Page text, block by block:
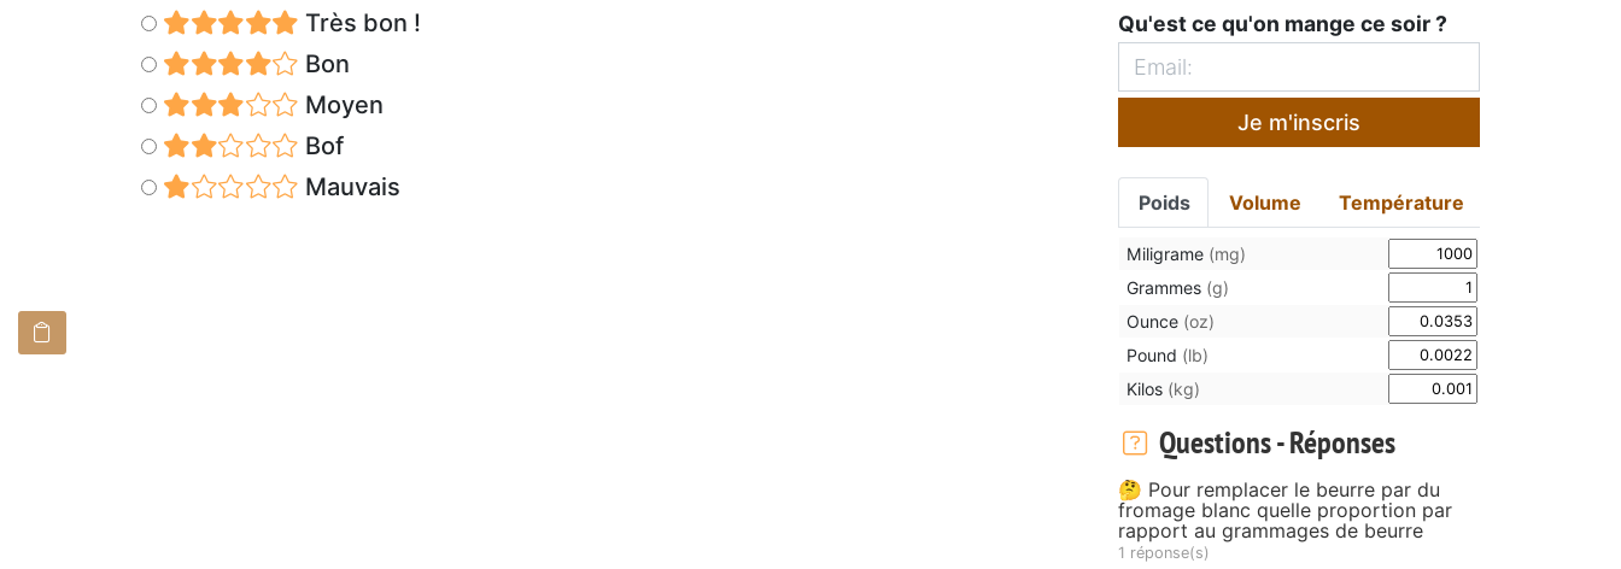
Très bon !
Bon
Moyen
Bof
Mauvais
Qu'est ce qu'on mange ce soir ?
Je m'inscris
Poids Volume Température
Miligrame (mg)
Grammes (g)
Ounce (oz)
Pound (lb)
Kilos (kg)
Questions - Réponses
🤔 Pour remplacer le beurre par du
fromage blanc quelle proportion par
rapport au grammages de beurre
1 réponse(s)